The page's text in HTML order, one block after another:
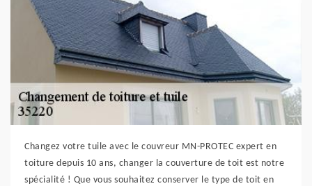
Changez votre tuile avec le couvreur MN-PROTEC expert en
toiture depuis 10 ans, changer la couverture de toit est notre
spécialité ! Que vous souhaitez conserver le type de toit en